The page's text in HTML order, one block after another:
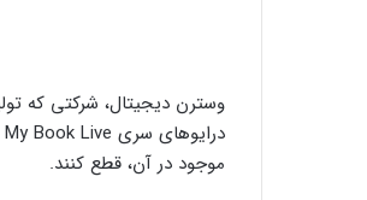
موجود در آن، قطع کنند.